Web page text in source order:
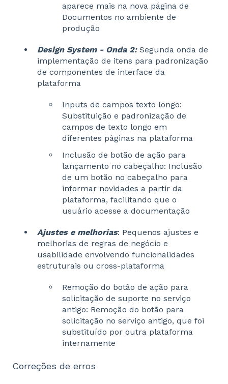
aparece mais na nova página de
Documentos no ambiente de
produção
Design System - Onda 2: Segunda onda de
implementação de itens para padronização
de componentes de interface da
plataforma
Inputs de campos texto longo:
Substituição e padronização de
campos de texto longo em
diferentes páginas na plataforma
Inclusão de botão de ação para
lançamento no cabeçalho: Inclusão
de um botão no cabeçalho para
informar novidades a partir da
plataforma, facilitando que o
usuário acesse a documentação
Ajustes e melhorias: Pequenos ajustes e
melhorias de regras de negócio e
usabilidade envolvendo funcionalidades
estruturais ou cross-plataforma
Remoção do botão de ação para
solicitação de suporte no serviço
antigo: Remoção do botão para
solicitação no serviço antigo, que foi
substituído por outra plataforma
internamente
Correções de erros